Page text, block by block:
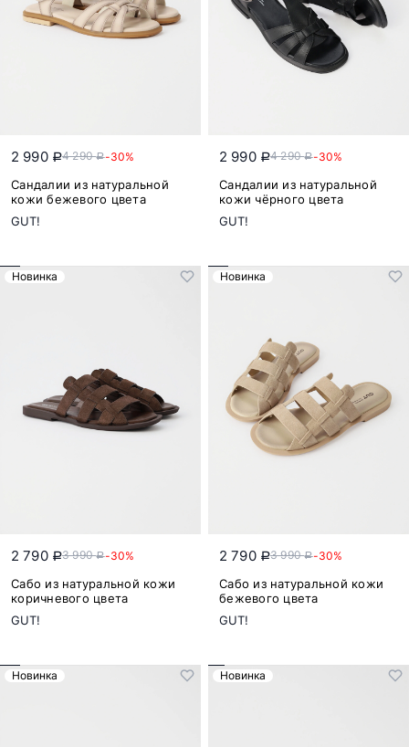
2 990 a4 290a-30%
Сандалии из натуральной
кожи бежевого цвета
GUT!
2 990 a4 290a-30%
Сандалии из натуральной
кожи чёрного цвета
GUT!
Новинка
2 790 a3 990a-30%
Сабо из натуральной кожи
коричневого цвета
GUT!
Новинка
2 790 a3 990a-30%
Сабо из натуральной кожи
бежевого цвета
GUT!
Новинка Новинка